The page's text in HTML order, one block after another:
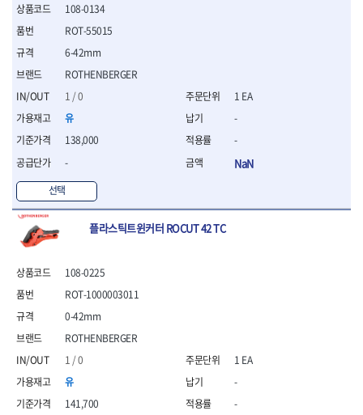
- 몽키스패너
- 라쳇콤비네이션세트
- 함마렌치
- 멀티플라이어
- 미니라쳇세트
- 기타
- 라쳇스패너
- 스피드렌치
- 모터렌치
- 함마스패너
절연.전설.방폭공구
- 절연옵셋렌치
- 절연드라이버
- 절연스패너
- 절연소켓
- 절연별소켓
- 절연별비트소켓
- 절연라쳇핸들
- 절연렌치
108-0134
ROTHENBERGER
1 / 0
유
138,000
-
선택
ROT-55015
6-42mm
1 EA
-
-
NaN
플라스틱트윈커터 ROCUT 42 TC
108-0225
ROTHENBERGER
1 / 0
유
141,700
ROT-1000003011
0-42mm
1 EA
-
-